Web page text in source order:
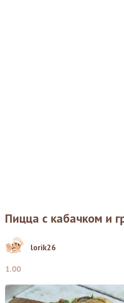
Пицца с кабачком и
lorik26
1.00